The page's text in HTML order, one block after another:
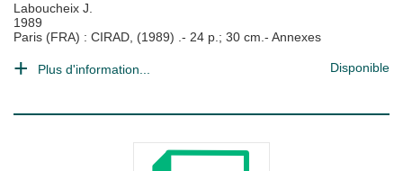
Laboucheix J.
1989
Paris (FRA) : CIRAD, (1989) .- 24 p.; 30 cm.- Annexes
Plus d'information... Disponible